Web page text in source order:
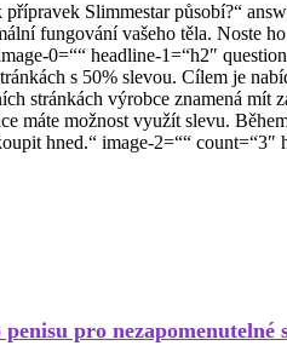
Slimmestar působí?“
fungování vašeho těla. Noste
0=““ headline-1=“h2″
s 50% slevou. Cílem je
stránkách výrobce znamená mít
máte možnost využít slevu.
hned.“ image-2=““ count=“3″
pro nezapomenutelné